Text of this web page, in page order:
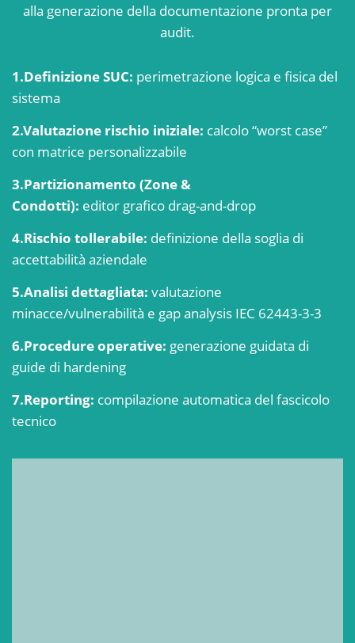
alla generazione della documentazione pronta per
audit.
1.Definizione SUC: perimetrazione logica e fisica del
sistema
2.Valutazione rischio iniziale: calcolo “worst case”
con matrice personalizzabile
3.Partizionamento (Zone &
Condotti): editor grafico drag-and-drop
4.Rischio tollerabile: definizione della soglia di
accettabilità aziendale
5.Analisi dettagliata: valutazione
minacce/vulnerabilità e gap analysis IEC 62443-3-3
6.Procedure operative: generazione guidata di
guide di hardening
7.Reporting: compilazione automatica del fascicolo
tecnico